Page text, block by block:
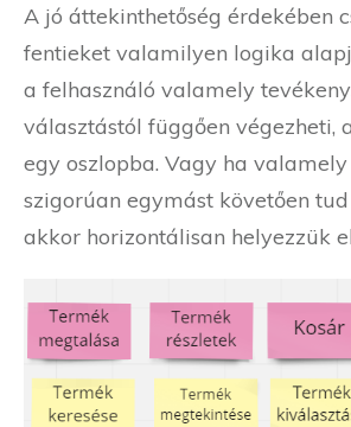
A jó áttekinthetőség érdekében
fentieket valamilyen logika
a felhasználó valamely
választástól függően végezheti,
egy oszlopba. Vagy ha
szigorúan egymást követően
akkor horizontálisan helyezzük